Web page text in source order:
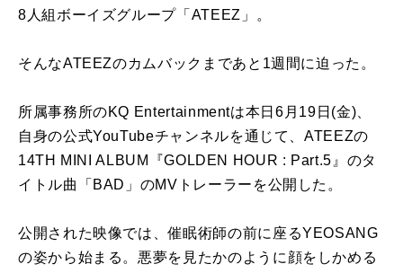
8 人組ボーイズグループ「 ATEEZ 」。
そんなATEEZのカムバックまであと 1週間に迫った。
所属事務所のKQ Entertainmentは本日6 月 19 日 (金)
自身の公式YouTubeチャンネルを通じて、ATEEZの
14TH MINI ALBUM
『GOLDEN HOUR : Part.5 』のタ
イトル曲「 BAD 」のMV トレーラーを公開した。
公開された映像では、催眠術師の前に座るYEOSANG
の姿から始まる。悪夢を見たかのように顔をしかめる